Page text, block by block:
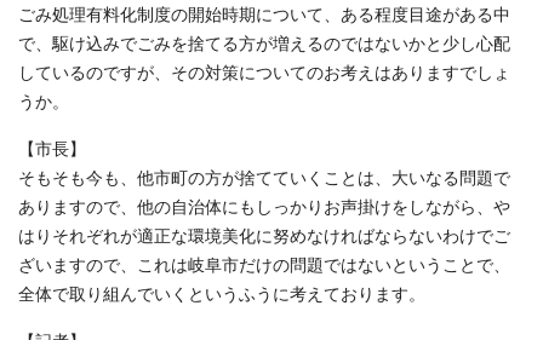
ごみ処理有料化制度の開始時期について、ある程度目途がある中
で、駆け込みでごみを捨てる方が増えるのではないかと少し心配
しているのですが、その対策についてのお考えはありますでしょ
うか。
【市長】
そもそも今も、他市町の方が捨てていくことは、大いなる問題で
ありますので、他の自治体にもしっかりお声掛けをしながら、や
はりそれぞれが適正な環境美化に努めなければならないわけでご
ざいますので、これは岐阜市だけの問題ではないということで、
全体で取り組んでいくというふうに考えております。